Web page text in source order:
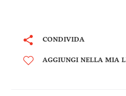
CONDIVIDA
AGGIUNGI NELLA MIA